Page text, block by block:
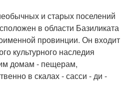
и старых поселений
в области Базиликата
провинции. Он входит
культурного наследия
домам - пещерам,
в скалах - сасси - ди -